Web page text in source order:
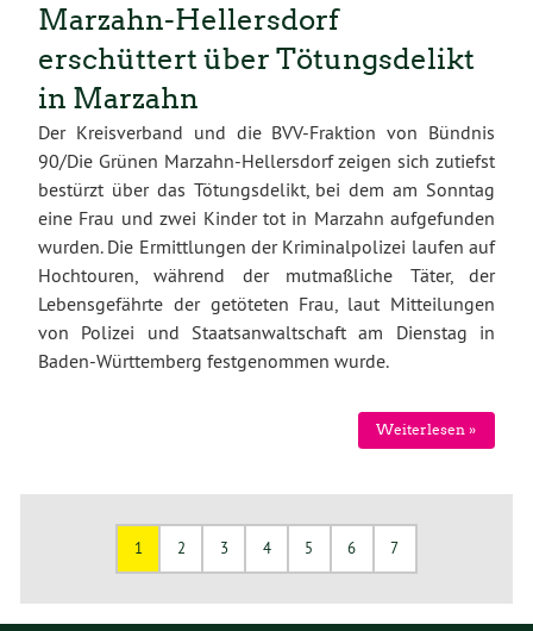
Marzahn-Hellersdorf
erschüttert über Tötungsdelikt
in Marzahn
Der Kreisverband und die BVV-Fraktion von Bündnis
90/Die Grünen Marzahn-Hellersdorf zeigen sich zutiefst
bestürzt über das Tötungsdelikt, bei dem am Sonntag
eine Frau und zwei Kinder tot in Marzahn aufgefunden
wurden. Die Ermittlungen der Kriminalpolizei laufen auf
Hochtouren, während der mutmaßliche Täter, der
Lebensgefährte der getöteten Frau, laut Mitteilungen
von Polizei und Staatsanwaltschaft am Dienstag in
Baden-Württemberg festgenommen wurde.
Weiterlesen »
1 2 3 4 5 6 7